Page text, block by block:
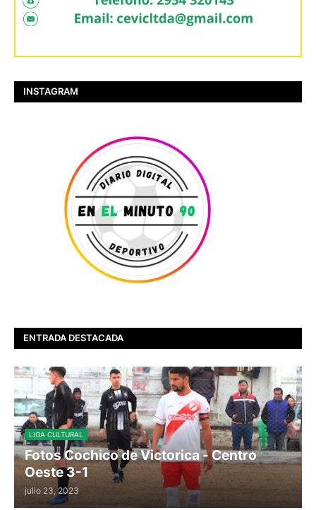
INSTAGRAM
ENTRADA DESTACADA
LIGA CULTURAL
Fotos Cochico de Victorica - Centro
Oeste 3-1
julio 23, 2023